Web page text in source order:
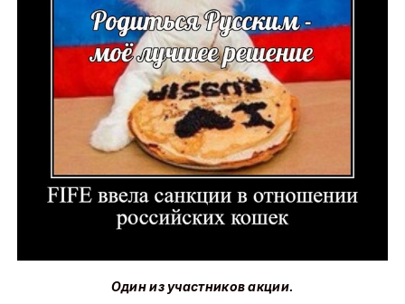
Один из участников акции.